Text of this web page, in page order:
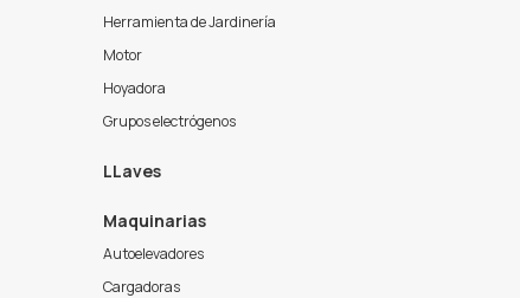
Herramienta de Jardinería
Motor
Hoyadora
Grupos electrógenos
LLaves
Maquinarias
Autoelevadores
Cargadoras